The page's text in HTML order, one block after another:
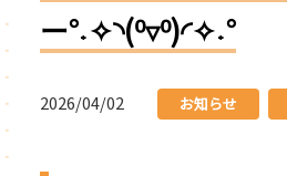
ー°˖✧◝(⁰▿⁰)◜✧˖°
2026/04/02 お知らせ